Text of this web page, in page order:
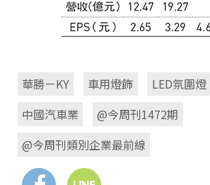
華勝－KY 車用燈飾 LED氛圍燈
中國汽車業
@今周刊1472期
@今周刊類別企業最前線